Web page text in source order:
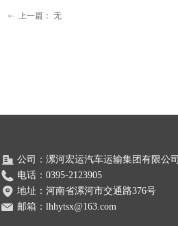
ꂃ 上一篇： 无
公司： 漯河宏运汽车运输集团有限公司
电话： 0395-2123905
地址： 河南省漯河市交通路376号
邮箱： lhhytsx@163.com